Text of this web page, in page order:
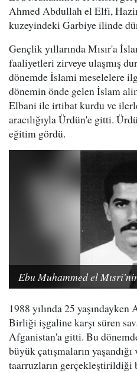
Ahmed Abdullah el Elfi,
kuzeyindeki Garbiye ilinde
Gençlik yıllarında Mısır'a
faaliyetleri zirveye ulaşmış
dönemde İslami meselelere
dönemin önde gelen İslam
Elbani ile irtibat kurdu ve
aracılığıyla Ürdün'e gitti.
eğitim gördü.
Ebu Muhammed el
1988 yılında 25
Birliği işgaline karşı süren
Afganistan'a gitti. Bu
büyük çatışmaların
taarruzların gerçekleştirildiği